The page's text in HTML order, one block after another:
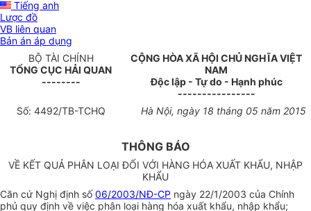
Tiếng anh
Lược đồ
VB liên quan
Bản án áp dụng
BỘ TÀI CHÍNH
TỔNG CỤC HẢI QUAN
--------
CỘNG HÒA XÃ HỘI CHỦ NGHĨA VIỆT
NAM
Độc lập - Tự do - Hạnh phúc
----------------
Số: 4492/TB-TCHQ Hà Nội, ngày 18 tháng 05 năm 2015
THÔNG BÁO
VỀ KẾT QUẢ PHÂN LOẠI ĐỐI VỚI HÀNG HÓA XUẤT KHẨU, NHẬP
KHẨU
Căn cứ Nghị định số06/2003/NĐ-CP ngày 22/1/2003 của Chính
phủ quy định về việc phân loại hàng hóa xuất khẩu, nhập khẩu;